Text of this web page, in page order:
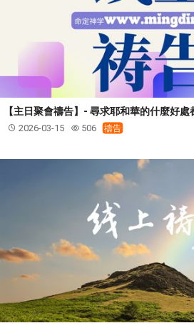
【主日聚會禱告】- 尋求耶和華的什麼好處
2026-03-15 506 禱告